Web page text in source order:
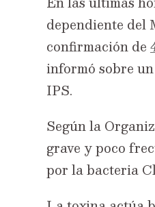
dependiente del
confirmación de
informó sobre
IPS.
Según la
grave y poco
por la bacteria